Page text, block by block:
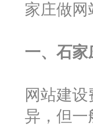
家庄做
一、石家
网站建
异，但一